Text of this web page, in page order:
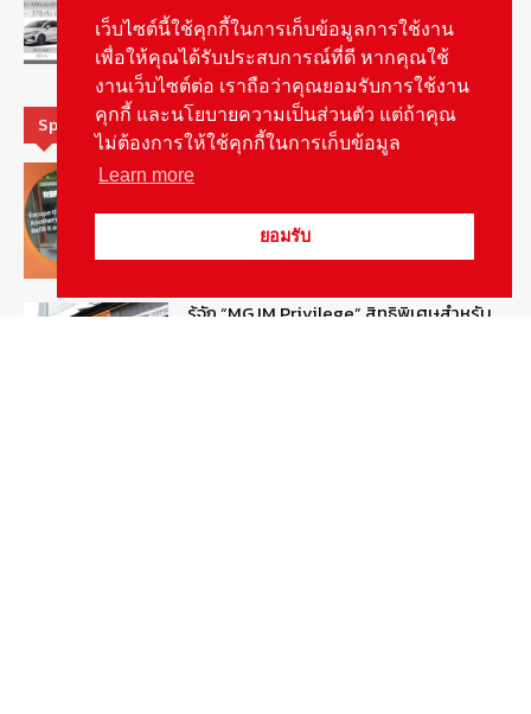
ข่าวรถยนต์ August 6, 2026
Special Picks
MG ลั่นกลองรบ! เตรียมลุยชิงส่วนแบ่งตลาด
รู้จัก “MG IM Privilege” สิทธิพิเศษสำหรับ
เว็บไซต์นี้ใช้คุกกี้ในการเก็บข้อมูลการใช้งาน
เพื่อให้คุณได้รับประสบการณ์ที่ดี หากคุณใช้
งานเว็บไซต์ต่อ เราถือว่าคุณยอมรับการใช้งาน
คุกกี้ และนโยบายความเป็นส่วนตัว แต่ถ้าคุณ
ไม่ต้องการให้ใช้คุกกี้ในการเก็บข้อมูล
Learn more
ยอมรับ